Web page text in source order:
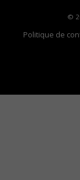
©
Politique de